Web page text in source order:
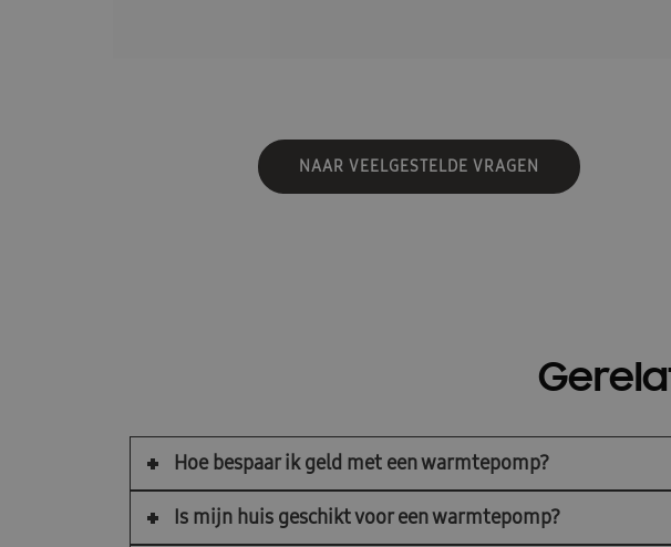
NAAR VEELGESTELDE VRAGEN
Hoe bespaar ik geld met een warmtepomp?
Is mijn huis geschikt voor een warmtepomp?